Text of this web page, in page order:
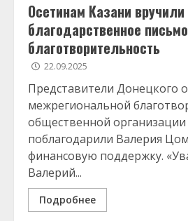
Осетинам Казани вручили
благодарственное
благотворительность
22.09.2025
Представители Донецкого
межрегиональной
общественной
поблагодарили Валерия
финансовую поддержку.
Валерий...
Подробнее